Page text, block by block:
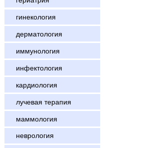
гинекология
дерматология
иммунология
инфектология
кардиология
лучевая терапия
маммология
неврология